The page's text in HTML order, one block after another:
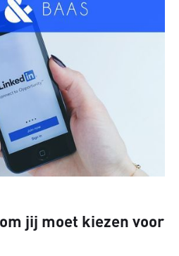
jij moet kiezen voor